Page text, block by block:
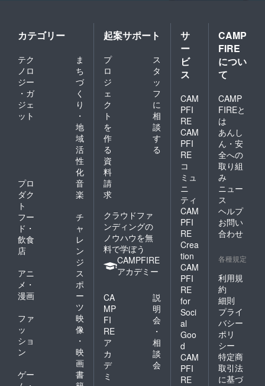
カテゴリー
テク
ノロ
ジー
・ガ
ジェ
ット
ま
ち
づ
く
り
・
地
域
活
性
化
プロ
ダク
ト
音
楽
フー
ド・
飲食
店
チ
ャ
レ
ン
ジ
アニ
メ・
漫画
ス
ポ
ー
ツ
ファ
ッ
ショ
ン
映
像
・
映
画
ゲー
書
起案サポート
プ
ロ
ジ
ェ
ク
ト
を
作
る
ス
タ
ッ
フ
に
相
談
す
る
資
料
請
求
クラウドファ
ンディングの
ノウハウを無
料で学ぼう
CAMPFIRE
アカデミー
CA
MP
FI
RE
ア
カ
デ
ミ
説
明
会
・
相
談
会
サ
ー
ビ
ス
CAM
PFI
RE
CAM
PFI
RE
コ
ミュ
ニ
ティ
CAM
PFI
RE
Crea
tion
CAM
PFI
RE
for
Soci
al
Goo
d
CAM
PFI
RE
CAMP
FIRE
につい
て
CAMP
FIREと
は
あんし
ん・安
全への
取り組
み
ニュー
ス
ヘルプ
お問い
合わせ
各種規定
利用規
約
細則
プライ
バシー
ポリ
シー
特定商
取引法
に基づ